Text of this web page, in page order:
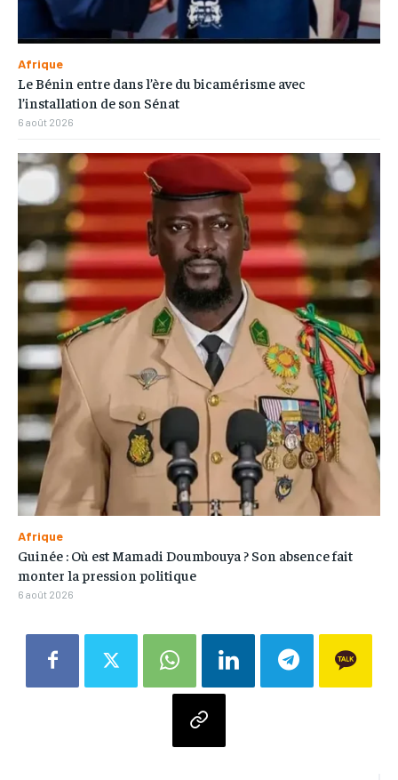
Afrique
Le Bénin entre dans l’ère du bicamérisme avec
l’installation de son Sénat
6 août 2026
Afrique
Guinée : Où est Mamadi Doumbouya ? Son absence fait
monter la pression politique
6 août 2026